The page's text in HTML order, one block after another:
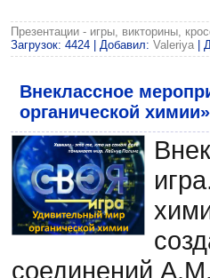
Презентации - игры, викторины,
Загрузок: 4424 | Добавил: Valeriya |
Внеклассное
органической химии»
соединений